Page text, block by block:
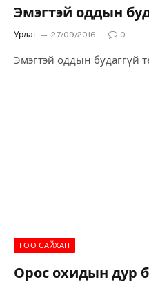
Эмэгтэй оддын
Урлаг 27/09/2016 0
Эмэгтэй оддын будаггүй
ГОО САЙХАН
Орос охидын дур